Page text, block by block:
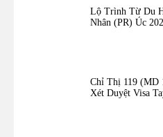
Lộ Trình Từ Du
Nhân (PR) Úc
Chỉ Thị 119 (MD
Xét Duyệt Visa